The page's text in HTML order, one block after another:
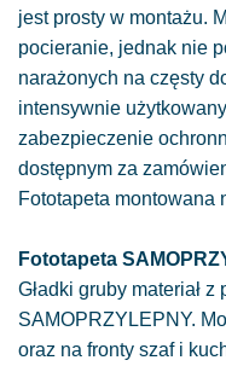
jest prosty w montażu.
pocieranie, jednak nie
narażonych na częsty
intensywnie
zabezpieczenie
dostępnym za
Fototapeta montowana
Fototapeta
Gładki gruby materiał z
SAMOPRZYLEPNY.
oraz na fronty szaf i